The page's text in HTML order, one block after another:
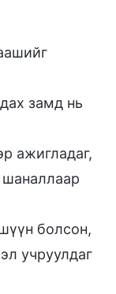
замд нь
ажигладаг,
болсон,
учруулдаг